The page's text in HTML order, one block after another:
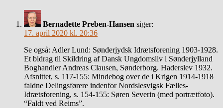
Bernadette Preben-Hansen siger:
17. april 2020 kl. 20:36
Se også: Adler Lund: Sønderjydsk Idrætsforening 1903-1928.
Et bidrag til Skildring af Dansk Ungdomsliv i Sønderjylland
Boghandler Andreas Clausen, Sønderborg. Haderslev 1932.
Afsnittet, s. 117-155: Mindebog over de i Krigen 1914-1918
faldne Delingsførere indenfor Nordslesvigsk Fælles-
Idrætsforening, s. 154-155: Søren Severin (med portrætfoto).
“Faldt ved Reims”.